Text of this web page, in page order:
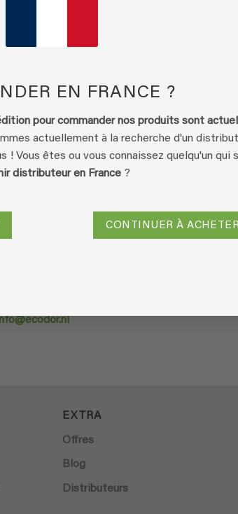
EN FRANCE ?
pour commander nos produits sont
actuellement à la recherche d'un
Vous êtes ou vous connaissez quelqu'un qui
distributeur en France ?
CONTINUER À ACHETER
accordés :
dont il manque des pièces pour des
électronique pour vous informer que nous
votre remboursement.
automatiquement remboursé sur votre
vous pouvez signaler le retour de votre
EXTRA
Offres
Blog
Distributeurs